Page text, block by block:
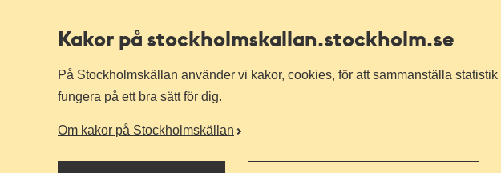
Kakor på stockholmskallan.stockholm.se
På Stockholmskällan använder vi kakor, cookies, för att sammanställa
fungera på ett bra sätt för dig.
Om kakor på Stockholmskällan